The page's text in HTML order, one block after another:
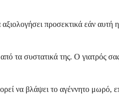
προσεκτικά εάν αυτή
συστατικά της. Ο γιατρός
να βλάψει το αγέννητο μωρό,